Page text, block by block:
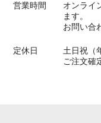
営業時間
オンライ
ます。
お問い合
定休日
土日祝（
ご注文確